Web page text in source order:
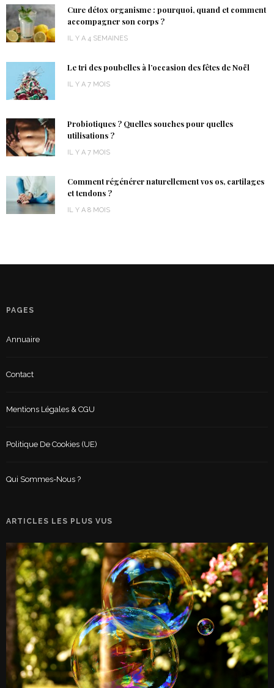
Cure détox organisme : pourquoi, quand et comment
accompagner son corps ?
IL Y A 4 SEMAINES
Le tri des poubelles à l’occasion des fêtes de Noël
IL Y A 7 MOIS
Probiotiques ? Quelles souches pour quelles
utilisations ?
IL Y A 7 MOIS
Comment régénérer naturellement vos os, cartilages
et tendons ?
IL Y A 8 MOIS
PAGES
Annuaire
Contact
Mentions Légales & CGU
Politique De Cookies (UE)
Qui Sommes-Nous ?
ARTICLES LES PLUS VUS